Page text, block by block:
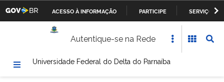
PARA
CONTEÚDO
ACESSO À INFORMAÇÃO PARTICIPE
SERVIÇOS
Ministério da Defesa
Autentique-se na Rede
Universidade Federal do Delta do Parnaíba